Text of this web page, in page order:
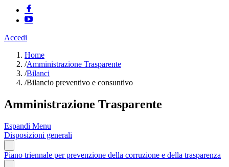
Accedi
Home
/Amministrazione Trasparente
/Bilanci
/Bilancio preventivo e consuntivo
Amministrazione Trasparente
Espandi Menu
Disposizioni generali
Piano triennale per prevenzione della corruzione e della trasparenza